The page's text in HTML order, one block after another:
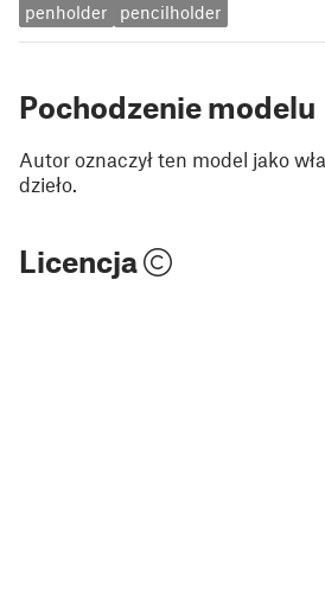
penholder pencilholder
Pochodzenie modelu
Autor oznaczył ten model jako
dzieło.
Licencja